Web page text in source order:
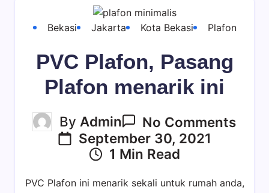
Bekasi Jakarta Kota Bekasi Plafon
PVC Plafon, Pasang
Plafon menarik ini
By Admin No CommentsOn
September 30, 2021
1 Min Read
PVC Plafon ini menarik sekali untuk rumah anda,